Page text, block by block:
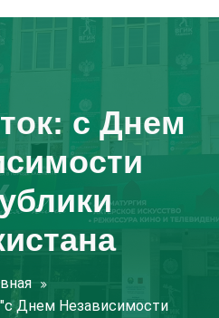
с Днем
Днем Независимости